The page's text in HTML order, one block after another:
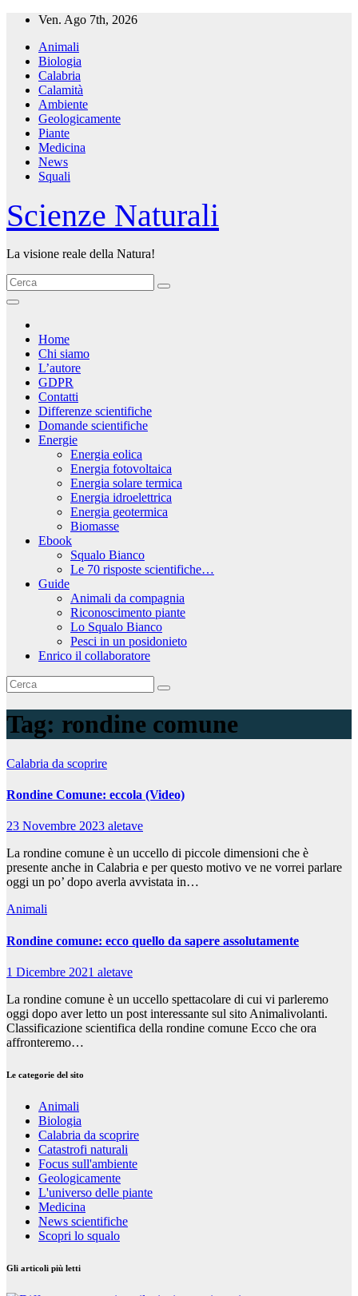
Salta
contenuto
Ven. Ago 7th, 2026
Animali
Biologia
Calabria
Calamità
Ambiente
Geologicamente
Piante
Medicina
News
Squali
Scienze Naturali
La visione reale della Natura!
Home
Chi siamo
L’autore
GDPR
Contatti
Differenze scientifiche
Domande scientifiche
Energie
Energia eolica
Energia fotovoltaica
Energia solare termica
Energia idroelettrica
Energia geotermica
Biomasse
Ebook
Squalo Bianco
Le 70 risposte scientifiche…
Guide
Animali da compagnia
Riconoscimento piante
Lo Squalo Bianco
Pesci in un posidonieto
Enrico il collaboratore
Tag: rondine comune
Calabria da scoprire
Rondine Comune: eccola (Video)
23 Novembre 2023 aletave
La rondine comune è un uccello di piccole dimensioni che è
presente anche in Calabria e per questo motivo ve ne vorrei parlare
oggi un po’ dopo averla avvistata in…
Animali
Rondine comune: ecco quello da sapere assolutamente
1 Dicembre 2021 aletave
La rondine comune è un uccello spettacolare di cui vi parleremo
oggi dopo aver letto un post interessante sul sito Animalivolanti.
Classificazione scientifica della rondine comune Ecco che ora
affronteremo…
Le categorie del sito
Animali
Biologia
Calabria da scoprire
Catastrofi naturali
Focus sull'ambiente
Geologicamente
L'universo delle piante
Medicina
News scientifiche
Scopri lo squalo
Gli articoli più letti